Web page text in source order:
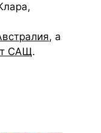
, а
САЩ.